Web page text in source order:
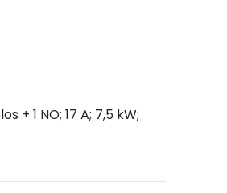
1 NO; 17 A; 7,5 kW;